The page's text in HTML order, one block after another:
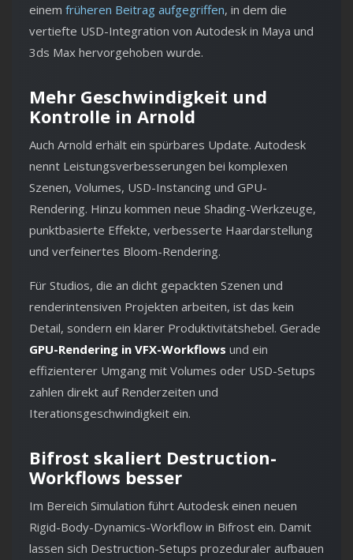
einem früheren Beitrag aufgegriffen, in dem die
vertiefte USD-Integration von Autodesk in Maya und
3ds Max hervorgehoben wurde.
Mehr Geschwindigkeit und
Kontrolle in Arnold
Auch Arnold erhält ein spürbares Update. Autodesk
nennt Leistungsverbesserungen bei komplexen
Szenen, Volumes, USD-Instancing und GPU-
Rendering. Hinzu kommen neue Shading-Werkzeuge,
punktbasierte Effekte, verbesserte Haardarstellung
und verfeinertes Bloom-Rendering.
Für Studios, die an dicht gepackten Szenen und
renderintensiven Projekten arbeiten, ist das kein
Detail, sondern ein klarer Produktivitätshebel. Gerade
GPU-Rendering in VFX-Workflows und ein
effizienterer Umgang mit Volumes oder USD-Setups
zahlen direkt auf Renderzeiten und
Iterationsgeschwindigkeit ein.
Bifrost skaliert Destruction-
Workflows besser
Im Bereich Simulation führt Autodesk einen neuen
Rigid-Body-Dynamics-Workflow in Bifrost ein. Damit
lassen sich Destruction-Setups prozeduraler aufbauen